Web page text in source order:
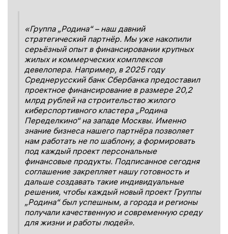
«Группа „Родина“–наш давний
стратегический партнёр. Мы уже накопили
серьёзный опыт в финансировании крупных
жилых и коммерческих комплексов
девелопера. Например, в 2025 году
Среднерусский банк Сбербанка предоставил
проектное финансирование в размере 20,2
млрд рублей на строительствожилого
киберспортивного кластера „Родина
Переделкино“ на западе Москвы. Именно
знание бизнеса нашего партнёра позволяет
нам работать не по шаблону, а формировать
под каждый проект персональные
финансовые продукты. Подписанное сегодня
соглашение закрепляет нашу готовность и
дальше создавать такие индивидуальные
решения, чтобы каждый новый проект Группы
„Родина“ был успешным, а города и регионы
получали качественную и современную среду
для жизни и работылюдей».